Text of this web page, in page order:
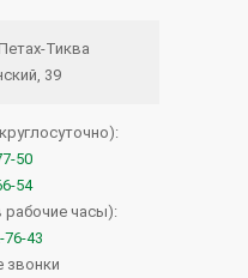
Тиква
39
50
54
часы):
76-43
звонки